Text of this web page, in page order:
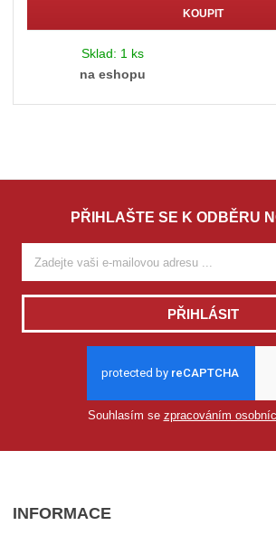
KOUPIT
Sklad: 1 ks
na eshopu
PŘIHLAŠTE SE K ODBĚRU
PŘIHLÁSIT
Souhlasím se zpracováním
INFORMACE